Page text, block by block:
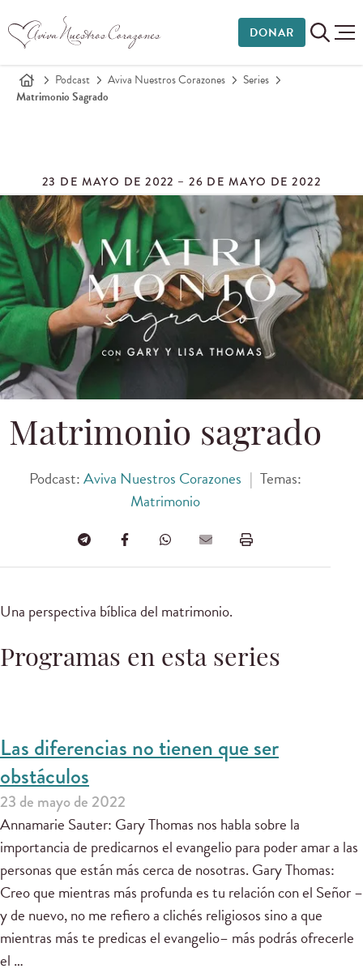
DONAR
Podcast Aviva Nuestros Corazones
Series
Matrimonio Sagrado
23 DE MAYO DE 2022 – 26 DE MAYO DE 2022
Matrimonio sagrado
Podcast:Aviva Nuestros Corazones | Temas:
Matrimonio
Una perspectiva bíblica del matrimonio.
Programas en esta series
Las diferencias no tienen que ser
obstáculos
23 de mayo de 2022
Annamarie Sauter: Gary Thomas nos habla sobre la
importancia de predicarnos el evangelio para poder amar a las
personas que están más cerca de nosotras. Gary Thomas:
Creo que mientras más profunda es tu relación con el Señor –
y de nuevo, no me refiero a clichés religiosos sino a que
mientras más te predicas el evangelio– más podrás ofrecerle
el …